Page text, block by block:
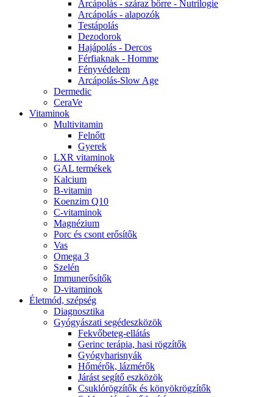
Arcápolás - száraz bőrre - Nutrilogie
Arcápolás - alapozók
Testápolás
Dezodorok
Hajápolás - Dercos
Férfiaknak - Homme
Fényvédelem
Arcápolás-Slow Age
Dermedic
CeraVe
Vitaminok
Multivitamin
Felnőtt
Gyerek
LXR vitaminok
GAL termékek
Kalcium
B-vitamin
Koenzim Q10
C-vitaminok
Magnézium
Porc és csont erősítők
Vas
Omega 3
Szelén
Immunerősítők
D-vitaminok
Életmód, szépség
Diagnosztika
Gyógyászati segédeszközök
Fekvőbeteg-ellátás
Gerinc terápia, hasi rögzítők
Gyógyharisnyák
Hőmérők, lázmérők
Járást segítő eszközök
Csuklórögzítők és könyökrögzítők